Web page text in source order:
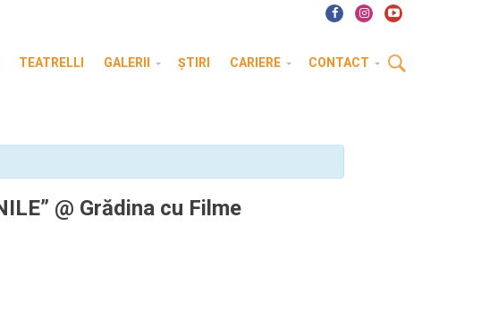
TEATRELLI GALERII ȘTIRI CARIERE CONTACT
@ Grădina cu Filme